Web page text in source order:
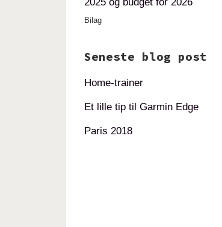
Bilag
Seneste blog post
Home-trainer
Et lille tip til Garmin Edge
Paris 2018